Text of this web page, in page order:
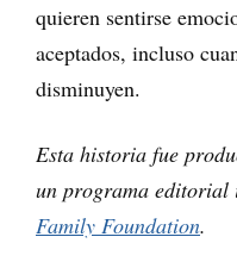
quieren sentirse
aceptados, incluso
disminuyen.
Esta historia fue
un programa editorial
Family Foundation.